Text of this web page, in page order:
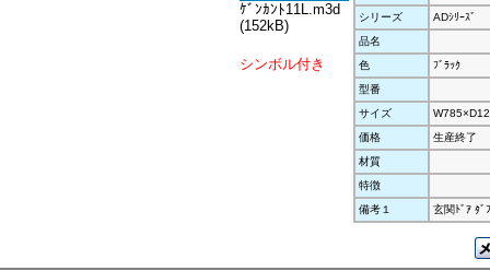
ｹﾞﾝｶﾝﾄ11L.m3d
(152kB)
シンボル付き
シリーズ
ADｼﾘｰｽﾞ
品名
色
ﾌﾞﾗｯｸ
型番
サイズ
価格
生産終了
材質
特徴
備考１
玄関ﾄﾞｱ ﾀﾞ